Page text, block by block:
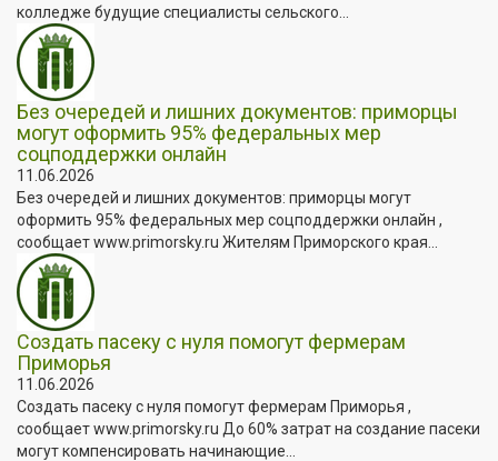
колледже будущие специалисты сельского...
Без очередей и лишних документов: приморцы
могут оформить 95% федеральных мер
соцподдержки онлайн
11.06.2026
Без очередей и лишних документов: приморцы могут
оформить 95% федеральных мер соцподдержки онлайн ,
сообщает www.primorsky.ru Жителям Приморского края...
Создать пасеку с нуля помогут фермерам
Приморья
11.06.2026
Создать пасеку с нуля помогут фермерам Приморья ,
сообщает www.primorsky.ru До 60% затрат на создание пасеки
могут компенсировать начинающие...